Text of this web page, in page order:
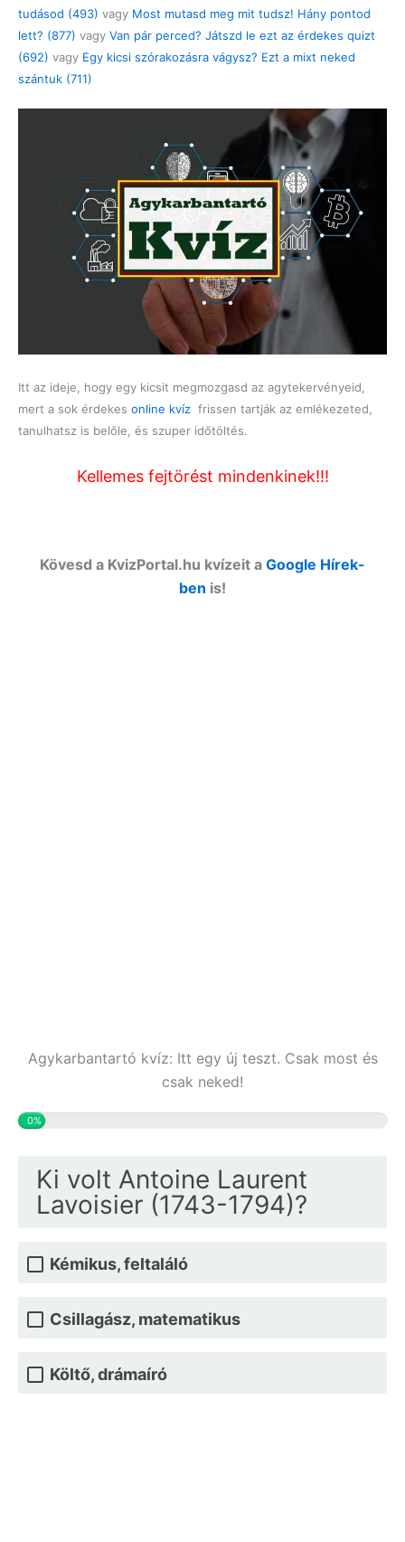
tudásod (493) vagy Most mutasd meg mit tudsz! Hány pontod
lett? (877) vagy Van pár perced? Játszd le ezt az érdekes quizt
(692) vagy Egy kicsi szórakozásra vágysz? Ezt a mixt neked
szántuk (711)
Itt az ideje, hogy egy kicsit megmozgasd az agytekervényeid,
mert a sok érdekes online kvíz frissen tartják az emlékezeted,
tanulhatsz is belőle, és szuper időtöltés.
Kellemes fejtörést mindenkinek!!!
Kövesd a KvizPortal.hu kvízeit a Google Hírek-
ben is!
Agykarbantartó kvíz: Itt egy új teszt. Csak most és
csak neked!
0%
Ki volt Antoine Laurent
Lavoisier (1743-1794)?
Kémikus, feltaláló
Csillagász, matematikus
Költő, drámaíró